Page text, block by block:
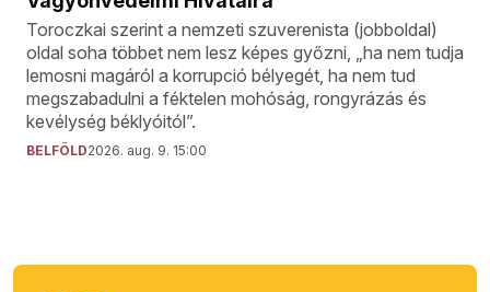
Toroczkai szerint a nemzeti szuverenista (jobboldal)
oldal soha többet nem lesz képes győzni, „ha nem tudja
lemosni magáról a korrupció bélyegét, ha nem tud
megszabadulni a féktelen mohóság, rongyrázás és
kevélység béklyóitól”.
BELFÖLD2026. aug. 9. 15:00